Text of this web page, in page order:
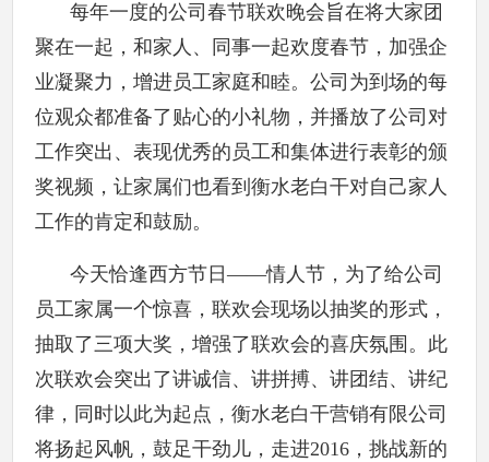
每年一度的公司春节联欢晚会旨在将大家团
聚在一起，和家人、同事一起欢度春节，加强企
业凝聚力，增进员工家庭和睦。公司为到场的每
位观众都准备了贴心的小礼物，并播放了公司对
工作突出、表现优秀的员工和集体进行表彰的颁
奖视频，让家属们也看到衡水老白干对自己家人
工作的肯定和鼓励。
今天恰逢西方节日——情人节，为了给公司
员工家属一个惊喜，联欢会现场以抽奖的形式，
抽取了三项大奖，增强了联欢会的喜庆氛围。此
次联欢会突出了讲诚信、讲拼搏、讲团结、讲纪
律，同时以此为起点，衡水老白干营销有限公司
将扬起风帆，鼓足干劲儿，走进2016，挑战新的